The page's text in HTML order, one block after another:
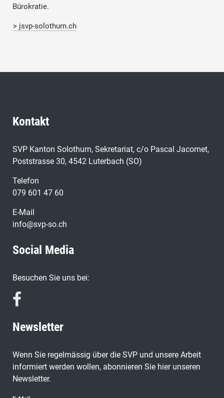
Bürokratie.
> jsvp-solothurn.ch
Kontakt
SVP Kanton Solothurn, Sekretariat, c/o Pascal Jacomet,
Poststrasse 30, 4542 Luterbach (SO)
Telefon
079 601 47 60
E-Mail
info@svp-so.ch
Social Media
Besuchen Sie uns bei:
Newsletter
Wenn Sie regelmässig über die SVP und unsere Arbeit
informiert werden wollen, abonnieren Sie hier unseren
Newsletter.